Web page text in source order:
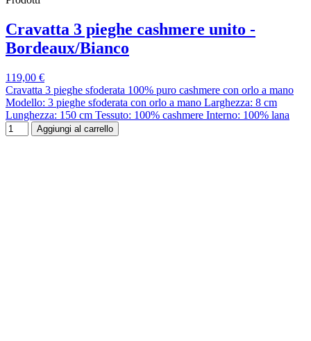
Cravatta 3 pieghe cashmere unito -
Bordeaux/Bianco
119,00 €
Cravatta 3 pieghe sfoderata 100% puro cashmere con orlo a mano
Modello: 3 pieghe sfoderata con orlo a mano Larghezza: 8 cm
Lunghezza: 150 cm Tessuto: 100% cashmere Interno: 100% lana
Aggiungi al carrello